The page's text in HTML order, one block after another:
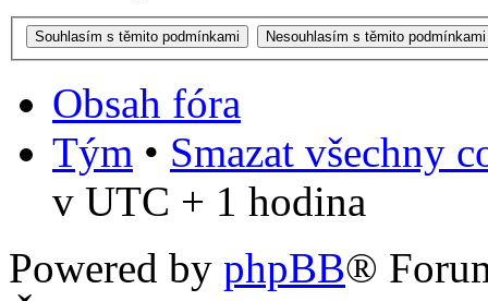
Obsah fóra
Tým • Smazat všechny
v UTC + 1 hodina
Powered by phpBB®